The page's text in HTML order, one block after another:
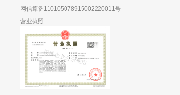
网信算备110105078915002220011号
营业执照